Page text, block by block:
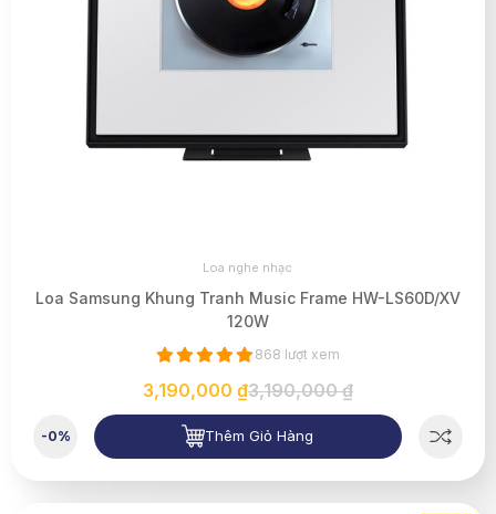
Loa nghe nhạc
Loa Samsung Khung Tranh Music Frame HW-LS60D/XV
120W
868 lượt xem
3,190,000 ₫3,190,000 ₫
-0% Thêm Giỏ Hàng